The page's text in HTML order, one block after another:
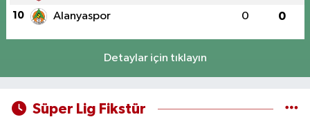
10 Alanyaspor 0 0
Detaylar için tıklayın
Süper Lig Fikstür